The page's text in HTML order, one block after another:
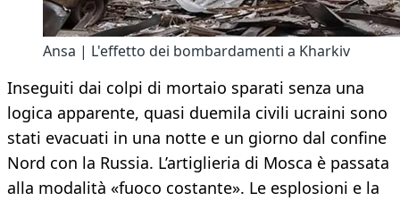
Ansa | L'effetto dei bombardamenti a Kharkiv
Inseguiti dai colpi di mortaio sparati senza una
logica apparente, quasi duemila civili ucraini sono
stati evacuati in una notte e un giorno dal confine
Nord con la Russia. L’artiglieria di Mosca è passata
alla modalità «fuoco costante». Le esplosioni e la